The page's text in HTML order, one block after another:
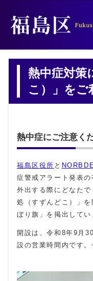
熱中症対策
こ）」をご
熱中症にご注意く
福島区役所 と
症警戒アラート発表
外出する際にどなた
処（すずんどこ）」
ぼり旗」を掲出してい
開設は、令和8年9月
設の営業時間内です。